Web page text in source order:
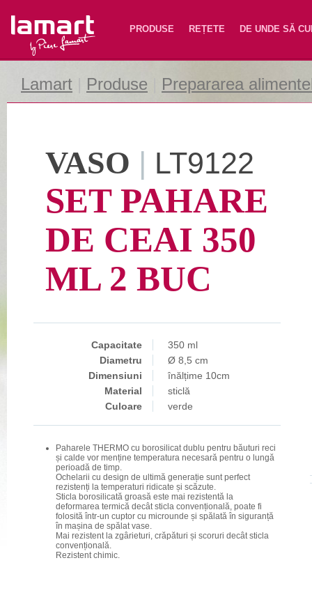
Lamart PRODUSE REȚETE DE UNDE SĂ
Lamart Produse Prepararea
VASO | LT9122
SET PAHARE
DE CEAI 350
ML 2 BUC
Capacitate
350 ml
Diametru
Ø 8,5 cm
Dimensiuni
înălțime 10cm
Material
sticlă
Culoare
verde
Paharele THERMO cu borosilicat dublu pentru băuturi reci
și calde vor menține temperatura necesară pentru o lungă
perioadă de timp.
Ochelarii cu design de ultimă generație sunt perfect
rezistenți la temperaturi ridicate și scăzute.
Sticla borosilicată groasă este mai rezistentă la
deformarea termică decât sticla convențională, poate fi
folosită într-un cuptor cu microunde și spălată în siguranță
în mașina de spălat vase.
Mai rezistent la zgârieturi, crăpături și scoruri decât sticla
convențională.
Rezistent chimic.